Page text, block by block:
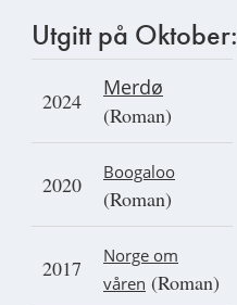
Utgitt på Oktober:
2024
Merdø
(Roman)
2020 Boogaloo
(Roman)
2017
Norge om
våren (Roman)